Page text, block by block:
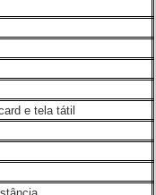
e tela tátil